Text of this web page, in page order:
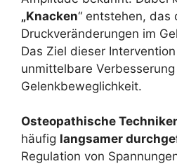
„Knacken“ entstehen, das
Druckveränderungen im
Das Ziel dieser
unmittelbare
Gelenkbeweglichkeit.
Osteopathische
häufig langsamer
Regulation von